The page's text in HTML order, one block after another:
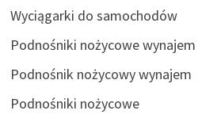
Wyciągarki do samochodów
Podnośniki nożycowe wynajem
Podnośnik nożycowy wynajem
Podnośniki nożycowe